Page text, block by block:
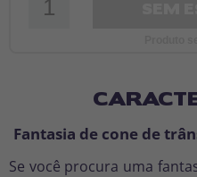
Fantasia de cone de
Se você procura uma